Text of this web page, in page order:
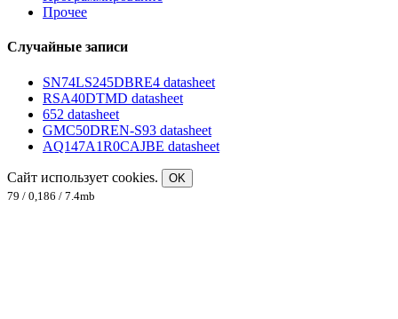
Прочее
Случайные записи
SN74LS245DBRE4 datasheet
RSA40DTMD datasheet
652 datasheet
GMC50DREN-S93 datasheet
AQ147A1R0CAJBE datasheet
Сайт использует cookies.
OK
79 / 0,186 / 7.4mb